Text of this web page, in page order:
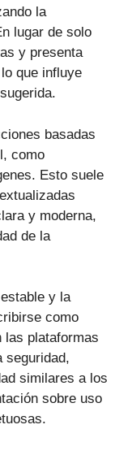
la
lugar de solo
y presenta
que influye
basadas
como
Esto suele
y moderna,
de la
y la
como
las plataformas
seguridad,
similares a los
sobre uso